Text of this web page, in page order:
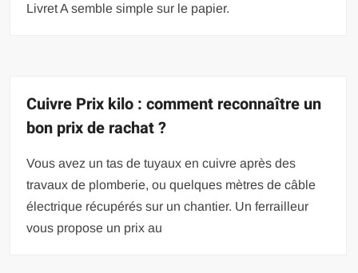
Livret A semble simple sur le papier.
Cuivre Prix kilo : comment reconnaître un
bon prix de rachat ?
Vous avez un tas de tuyaux en cuivre après des
travaux de plomberie, ou quelques mètres de câble
électrique récupérés sur un chantier. Un ferrailleur
vous propose un prix au